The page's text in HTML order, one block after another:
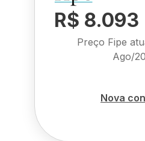
R$ 8.093
Preço Fipe
Ago/
Nova